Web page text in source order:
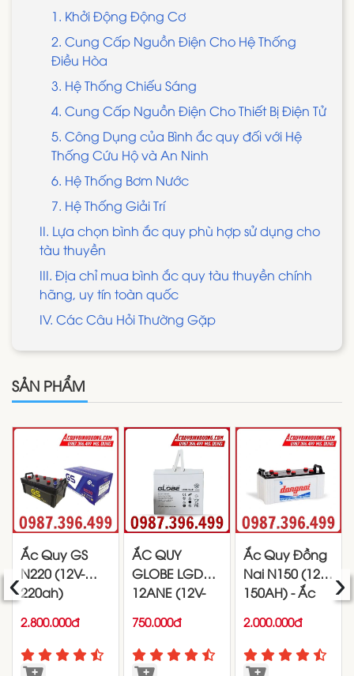
1. Khởi Động Động Cơ
2. Cung Cấp Nguồn Điện Cho Hệ Thống
Điều Hòa
3. Hệ Thống Chiếu Sáng
4. Cung Cấp Nguồn Điện Cho Thiết Bị Điện Tử
5. Công Dụng của Bình ắc quy đối với Hệ
Thống Cứu Hộ và An Ninh
6. Hệ Thống Bơm Nước
7. Hệ Thống Giải Trí
II. Lựa chọn bình ắc quy phù hợp sử dụng cho
tàu thuyền
III. Địa chỉ mua bình ắc quy tàu thuyền chính
hãng, uy tín toàn quốc
IV. Các Câu Hỏi Thường Gặp
SẢN PHẨM
Ắc Quy GS
N220 (12V-
220ah)
2.800.000đ
ẮC QUY
GLOBE LGD24-
12ANE (12V-
750.000đ
Ắc Quy Đồng
Nai N150 (12V-
150AH) - Ắc
150ah - 12V
2.000.000đ
‹ ›